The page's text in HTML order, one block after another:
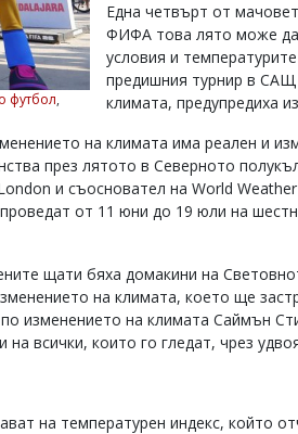
футбол,
Една четвърт от
ФИФА това лято може да
условия и
предишния турнир в САЩ
климата, предупредиха
на климата има реален и
през лятото в Северното
и съосновател на World
от 11 юни до 19 юли на
щати бяха домакини на
на климата, което ще
изменението на климата Саймън
всички, които го гледат, чрез
на температурен индекс, който